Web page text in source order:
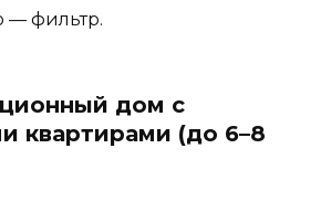
— фильтр.
дом с
квартирами (до 6–8